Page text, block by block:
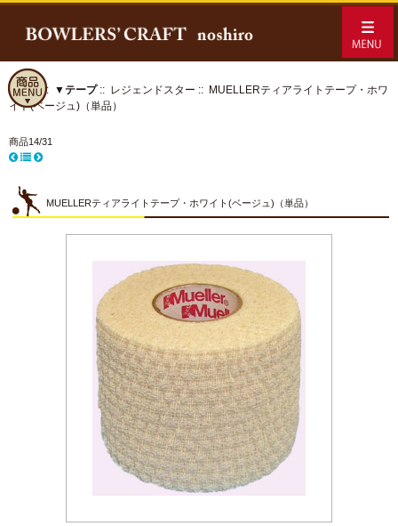
ホーム:: ▼テープ:: レジェンドスター :: MUELLERティアライトテープ・ホワ
イト(ベージュ)（単品）
商品14/31
MUELLERティアライトテープ・ホワイト(ベージュ)（単品）